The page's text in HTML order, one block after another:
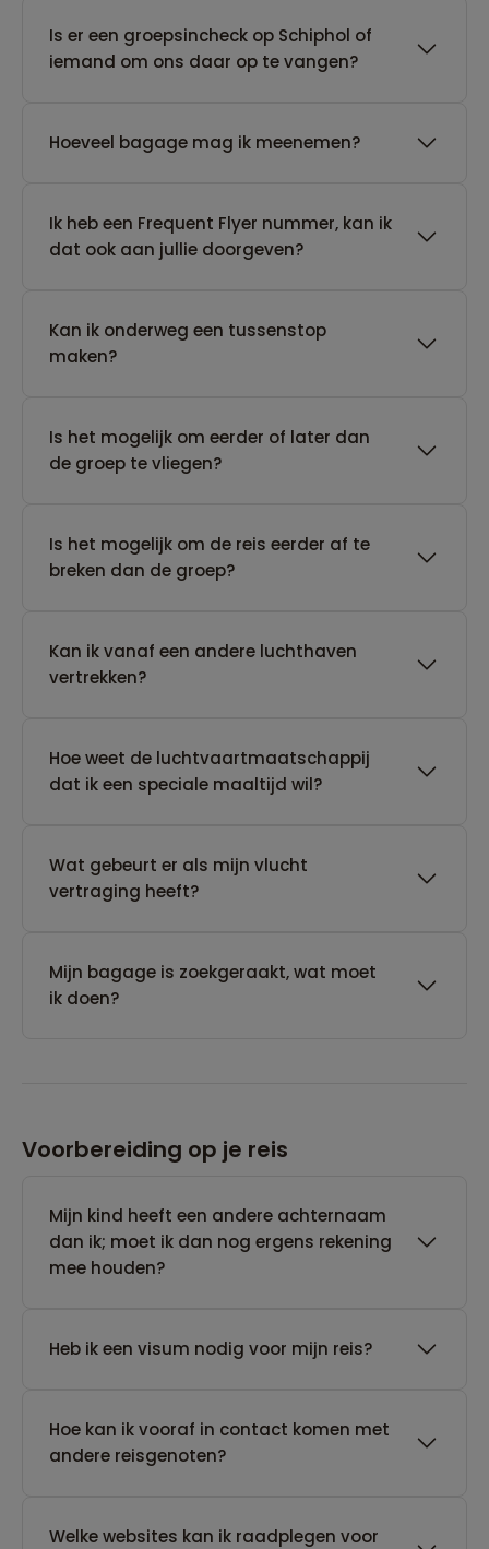
Is er een groepsincheck op Schiphol of
iemand om ons daar op te vangen?
Hoeveel bagage mag ik meenemen?
Ik heb een Frequent Flyer nummer, kan ik
dat ook aan jullie doorgeven?
Kan ik onderweg een tussenstop
maken?
Is het mogelijk om eerder of later dan
de groep te vliegen?
Is het mogelijk om de reis eerder af te
breken dan de groep?
Kan ik vanaf een andere luchthaven
vertrekken?
Hoe weet de luchtvaartmaatschappij
dat ik een speciale maaltijd wil?
Wat gebeurt er als mijn vlucht
vertraging heeft?
Mijn bagage is zoekgeraakt, wat moet
ik doen?
Voorbereiding op je reis
Mijn kind heeft een andere achternaam
dan ik; moet ik dan nog ergens rekening
mee houden?
Heb ik een visum nodig voor mijn reis?
Hoe kan ik vooraf in contact komen met
andere reisgenoten?
Welke websites kan ik raadplegen voor